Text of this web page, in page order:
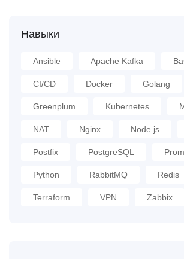
Навыки
Ansible Apache Kafka
CI/CD Docker Golang
Greenplum Kubernetes
NAT Nginx Node.js
Postfix PostgreSQL
Python RabbitMQ Redis
Terraform VPN Zabbix